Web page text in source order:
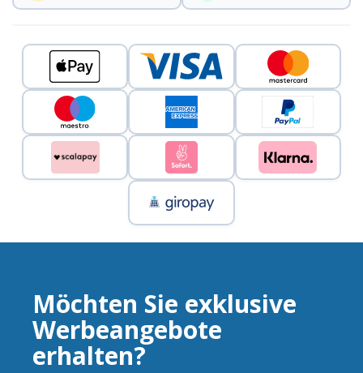
Möchten Sie exklusive
Werbeangebote
erhalten?